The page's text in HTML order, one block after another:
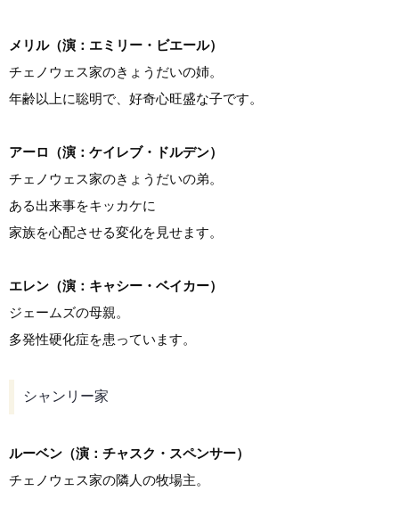
メリル（演：エミリー・ビエール）
チェノウェス家のきょうだいの姉。
年齢以上に聡明で、好奇心旺盛な子です。
アーロ（演：ケイレブ・ドルデン）
チェノウェス家のきょうだいの弟。
ある出来事をキッカケに
家族を心配させる変化を見せます。
エレン（演：キャシー・ベイカー）
ジェームズの母親。
多発性硬化症を患っています。
シャンリー家
ルーベン（演：チャスク・スペンサー）
チェノウェス家の隣人の牧場主。